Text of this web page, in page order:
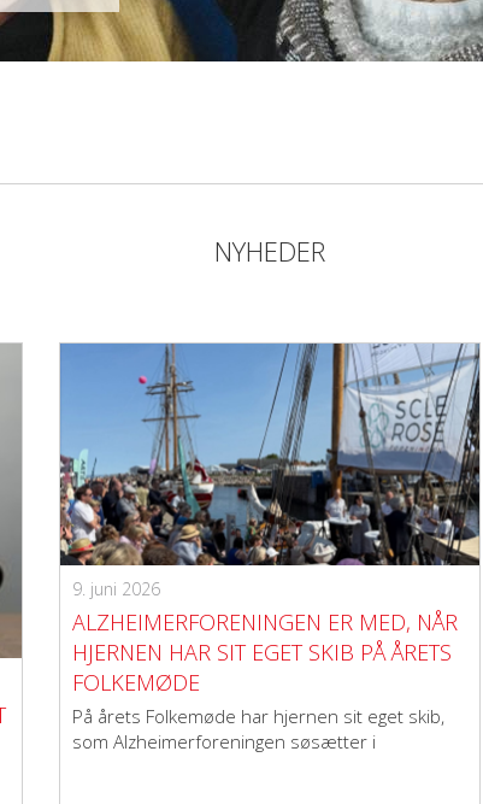
NYHEDER
9. juni 2026
ALZHEIMERFORENINGEN ER MED, NÅR
HJERNEN HAR SIT EGET SKIB PÅ ÅRETS
FOLKEMØDE
På årets Folkemøde har hjernen sit eget skib,
som Alzheimerforeningen søsætter i